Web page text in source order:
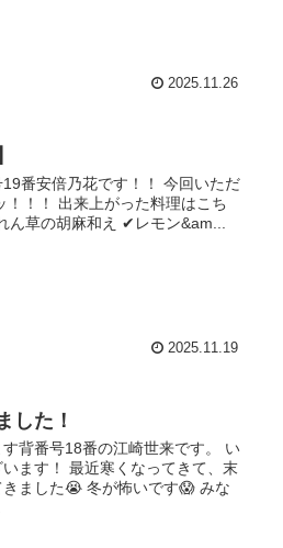
2025.11.26
番安倍乃花です！！ 今回いただ
！！ 出来上がった料理はこち
草の胡麻和え ✔︎レモン&am...
2025.11.19
した！
背番号18番の江崎世来です。 い
ます！ 最近寒くなってきて、末
ました😭 冬が怖いです😱 みな